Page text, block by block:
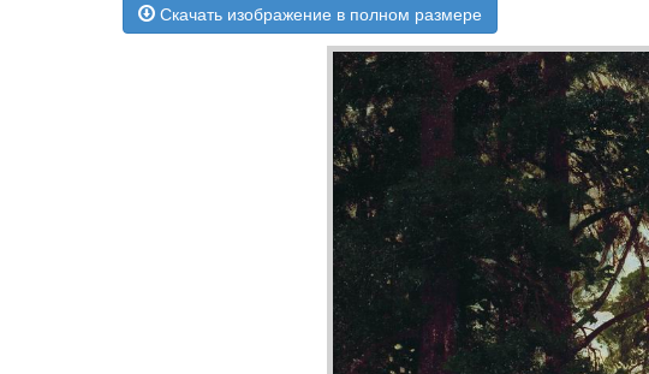
Скачать изображение в полном размере